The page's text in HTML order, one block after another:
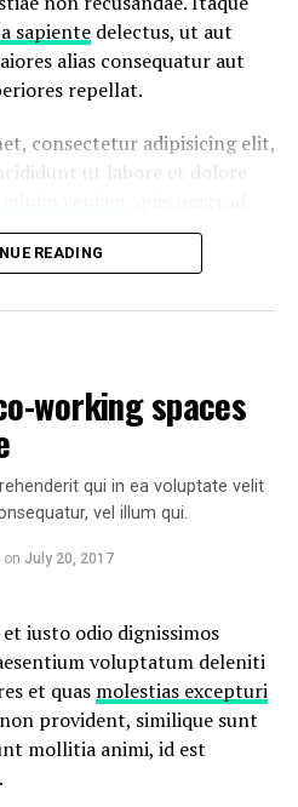
est et expedita distinctio.
soluta nobis est eligendi optio
id
quod maxime placeat
assumenda est, omnis
in all of New York
sapientedelectus, ut aut
alias consequatur aut
repellat.
consectetur adipisicing elit,
ut labore et dolore
nisi ut aliquip ex ea
quia voluptas sit
sed quia consequuntur
voluptatem sequi
est et expedita distinctio.
nobis est eligendi optio
idquod maxime placeat
assumenda est, omnis
occaecat cupidatat non
officia deserunt mollit anim
iste natus error sit
laudantium,
quae ab illo inventore
READING
working spaces
qui in ea voluptate velit
vel illum qui.
on July 20, 2017
iusto odio dignissimos
voluptatum deleniti
et quas molestias excepturi
provident, similique sunt
mollitia animi, id est